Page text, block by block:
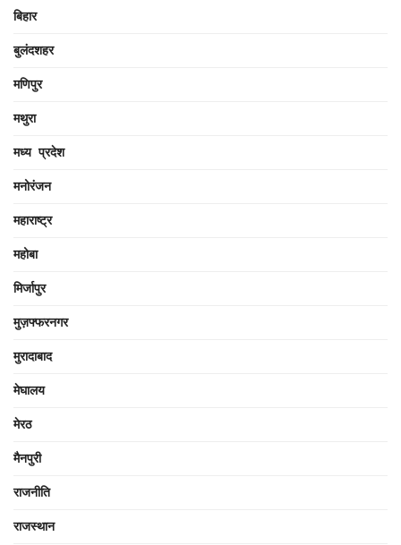
बिहार
बुलंदशहर
मणिपुर
मथुरा
मध्य प्रदेश
मनोरंजन
महाराष्ट्र
महोबा
मिर्जापुर
मुज़फ्फरनगर
मुरादाबाद
मेघालय
मेरठ
मैनपुरी
राजनीति
राजस्थान